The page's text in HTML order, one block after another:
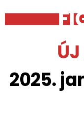
2025.